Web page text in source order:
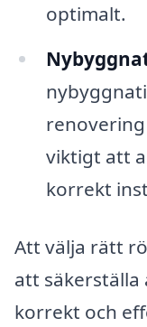
optimalt.
viktigt att
korrekt
Att välja rätt
att säkerställa
korrekt och